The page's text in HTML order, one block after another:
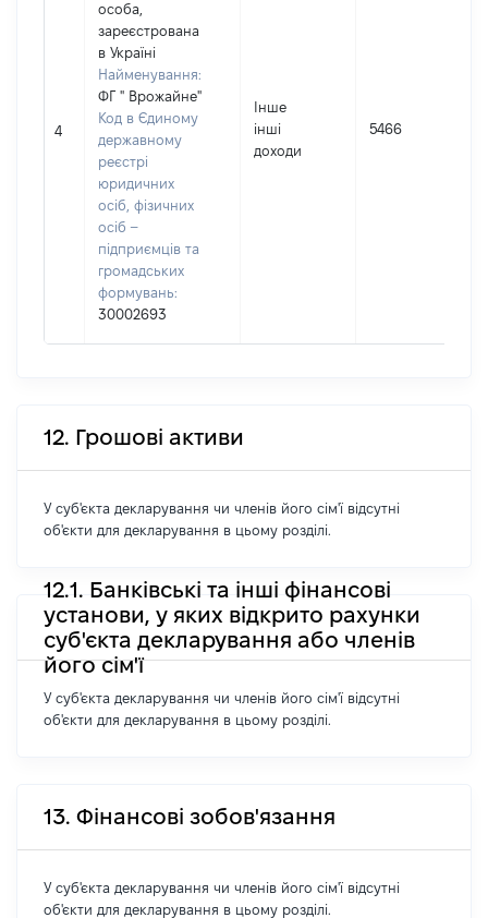
4
особа,
зареєстрована
в Україні
Найменування:
ФГ " Врожайне"
Код в Єдиному
державному
реєстрі
юридичних
осіб, фізичних
осіб –
підприємців та
громадських
формувань:
30002693
Інше
інші
доходи
5466
12. Грошові активи
У суб'єкта декларування чи членів його сім'ї відсутні
об'єкти для декларування в цьому розділі.
12.1. Банківські та інші фінансові
установи, у яких відкрито рахунки
суб'єкта декларування або членів
його сім'ї
У суб'єкта декларування чи членів його сім'ї відсутні
об'єкти для декларування в цьому розділі.
13. Фінансові зобов'язання
У суб'єкта декларування чи членів його сім'ї відсутні
об'єкти для декларування в цьому розділі.